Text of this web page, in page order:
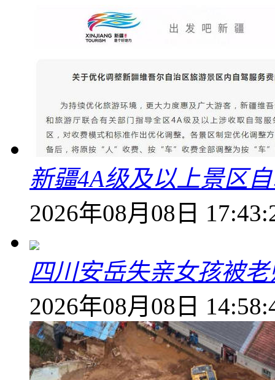
新疆4A级及以上景区
2026年08月08日
四川安岳失亲女孩被
2026年08月08日